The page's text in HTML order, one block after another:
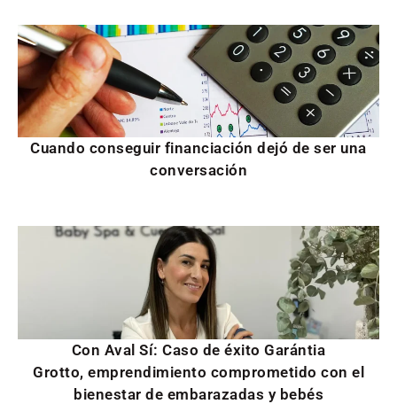
Cuando conseguir financiación dejó de ser una
conversación
Con Aval Sí: Caso de éxito Garántia
Grotto, emprendimiento comprometido con el
bienestar de embarazadas y bebés